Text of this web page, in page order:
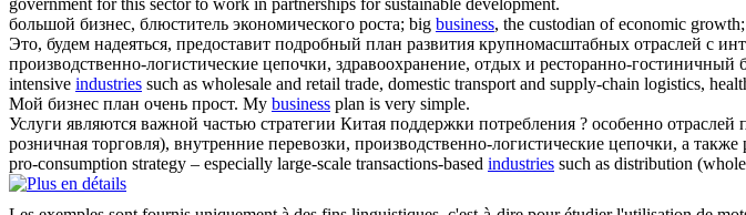
большой бизнес, блюститель экономического роста; big business, the custodian of economic growth;
Это, будем надеяться, предоставит подробный план развития крупномасштабных отраслей с
производственно-логистические цепочки, здравоохранение, отдых и ресторанно-гостиничный
intensive industries such as wholesale and retail trade, domestic transport and supply-chain logistics,
Мой бизнес план очень прост. My business plan is very simple.
Услуги являются важной частью стратегии Китая поддержки потребления ? особенно
розничная торговля), внутренние перевозки, производственно-логистические цепочки, а
pro-consumption strategy – especially large-scale transactions-based industries such as distribution